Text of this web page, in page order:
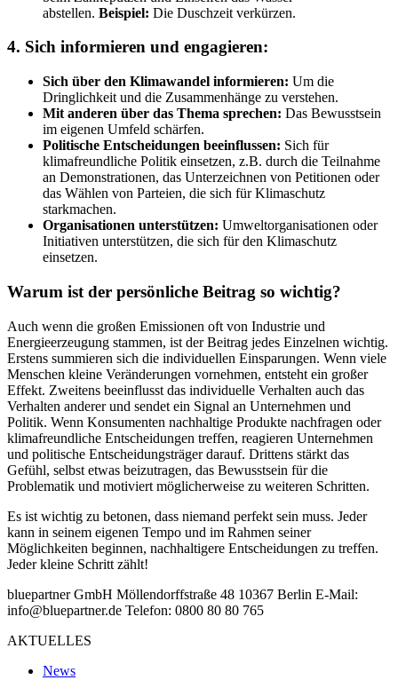
abstellen. Beispiel: Die Duschzeit verkürzen.
4. Sich informieren und engagieren:
Sich über den Klimawandel informieren: Um die
Dringlichkeit und die Zusammenhänge zu verstehen.
Mit anderen über das Thema sprechen: Das Bewusstsein
im eigenen Umfeld schärfen.
Politische Entscheidungen beeinflussen: Sich für
klimafreundliche Politik einsetzen, z.B. durch die Teilnahme
an Demonstrationen, das Unterzeichnen von Petitionen oder
das Wählen von Parteien, die sich für Klimaschutz
starkmachen.
Organisationen unterstützen: Umweltorganisationen oder
Initiativen unterstützen, die sich für den Klimaschutz
einsetzen.
Warum ist der persönliche Beitrag so wichtig?
Auch wenn die großen Emissionen oft von Industrie und
Energieerzeugung stammen, ist der Beitrag jedes Einzelnen wichtig.
Erstens summieren sich die individuellen Einsparungen. Wenn viele
Menschen kleine Veränderungen vornehmen, entsteht ein großer
Effekt. Zweitens beeinflusst das individuelle Verhalten auch das
Verhalten anderer und sendet ein Signal an Unternehmen und
Politik. Wenn Konsumenten nachhaltige Produkte nachfragen oder
klimafreundliche Entscheidungen treffen, reagieren Unternehmen
und politische Entscheidungsträger darauf. Drittens stärkt das
Gefühl, selbst etwas beizutragen, das Bewusstsein für die
Problematik und motiviert möglicherweise zu weiteren Schritten.
Es ist wichtig zu betonen, dass niemand perfekt sein muss. Jeder
kann in seinem eigenen Tempo und im Rahmen seiner
Möglichkeiten beginnen, nachhaltigere Entscheidungen zu treffen.
Jeder kleine Schritt zählt!
bluepartner GmbH Möllendorffstraße 48 10367 Berlin E-Mail:
info@bluepartner.de Telefon: 0800 80 80 765
AKTUELLES
News